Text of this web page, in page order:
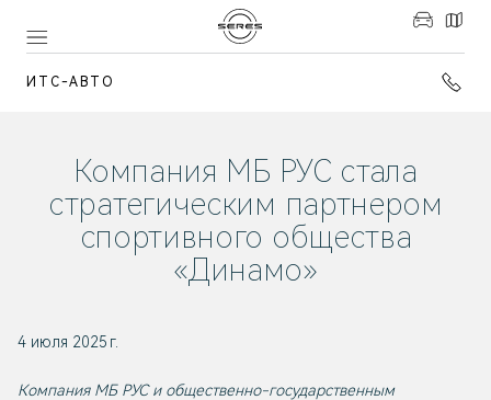
ИТС-АВТО
Компания МБ РУС стала
стратегическим партнером
спортивного общества
«Динамо»
4 июля 2025 г.
Компания МБ РУС и общественно-государственным